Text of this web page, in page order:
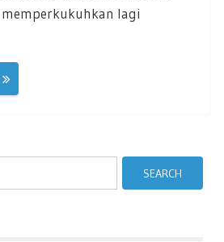
lagi